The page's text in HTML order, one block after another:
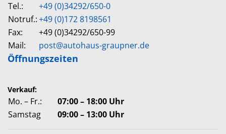
Tel.:
+49 (0)34292/650-0
Notruf.:+49 (0)172 8198561
Fax:
+49 (0)34292/650-99
Mail:
post@autohaus-graupner.de
Öffnungszeiten
Verkauf:
Mo. – Fr.:
07:00 – 18:00 Uhr
Samstag
09:00 – 13:00 Uhr